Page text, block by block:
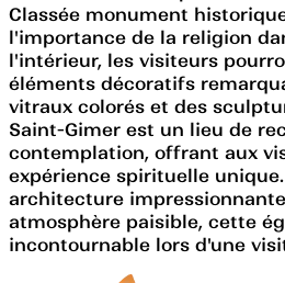
Classée monument
l'importance de la religion
l'intérieur, les visiteurs
éléments décoratifs
vitraux colorés et des
Saint-Gimer est un lieu de
contemplation, offrant aux
expérience spirituelle
architecture
atmosphère paisible, cette
incontournable lors d'une